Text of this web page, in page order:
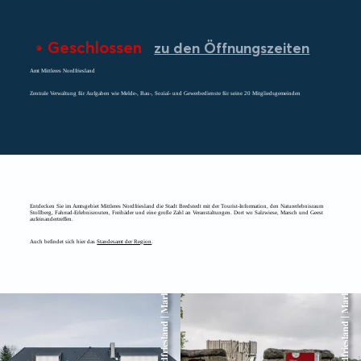
Geschlossen zu den Öffnungszeiten
Amt Mittleres Nordfriesland
Zentrale Verwaltung für Aufgaben wie Melde-, Bau-, Sozial- und Gewerbedienste für seine 20 Mitgliedsgemeinden
Entdecken Sie im Amtsgebiet Mittleres Nordfriesland die Stadt Bredstedt mit der Tourist-Information, den Naturerlebnisraum
Stollberg, Fahrrad-Erlebnisrouten, Freibäder und eine große Zahl an Veranstaltungen. Dort wo Salzwiese, Marsch und Geest
aufeinandertreffen.
Auch befindet sich hier dasStandesamt der Region.